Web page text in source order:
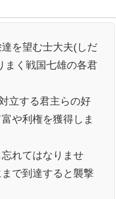
を望む士大夫(しだ
まく戦国七雄の各君
立する君主らの好
や利権を獲得しま
れてはなりませ
で到達すると襲撃